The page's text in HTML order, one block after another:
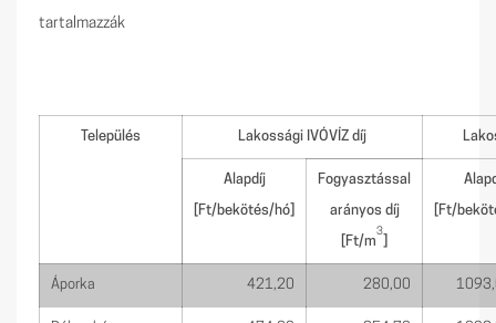
tartalmazzák
Település Lakossági IVÓVÍZ díj
Alapdíj
[Ft/bekötés/hó]
Fogyasztással
arányos díj
[Ft/m
3
[Ft/
Áporka 421,20 280,00